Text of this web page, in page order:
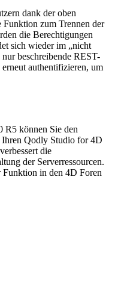
dank der oben
Funktion zum Trennen der
die Berechtigungen
sich wieder im „nicht
beschreibende REST-
authentifizieren, um
können Sie den
Qodly Studio for 4D
die
der Serverressourcen.
Funktion in den 4D Foren